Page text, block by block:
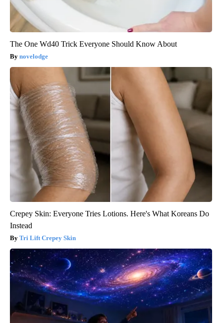
The One Wd40 Trick Everyone Should Know About
novelodge
Crepey Skin: Everyone Tries Lotions. Here's What Koreans Do
Instead
Tri Lift Crepey Skin